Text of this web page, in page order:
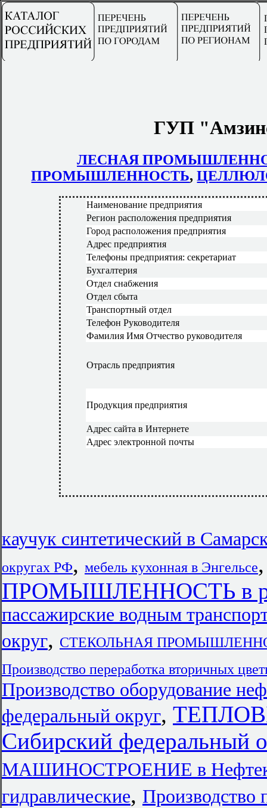
ГУП
ЛЕСНАЯ
ПРОМЫШЛЕННОСТЬ,
Наименование предприятия
Регион расположения предприятия
Город расположения предприятия
Адрес предприятия
Телефоны предприятия: секретариат
Бухгалтерия
Отдел снабжения
Отдел сбыта
Транспортный отдел
Телефон Руководителя
Фамилия Имя Отчество руководителя
Отрасль предприятия
Продукция предприятия
Адрес сайта в Интернете
Адрес электронной почты
каучук синтетический в
округах РФ, мебель кухонная в Энгельсе
ПРОМЫШЛЕННОСТЬ в
пассажирские водным
округ, СТЕКОЛЬНАЯ
Производство переработка вторичных
Производство оборудование
федеральный округ,
Сибирский федеральный
МАШИНОСТРОЕНИЕ в
гидравлические, Производство